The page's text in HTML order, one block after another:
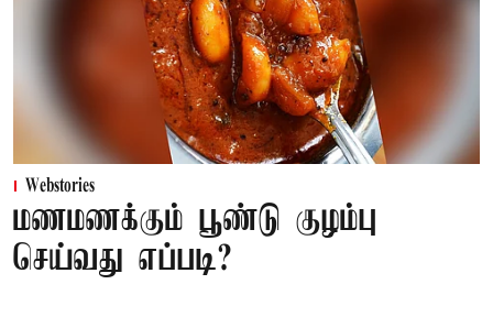
Webstories
மணமணக்கும் பூண்டு குழம்பு
செய்வது எப்படி?